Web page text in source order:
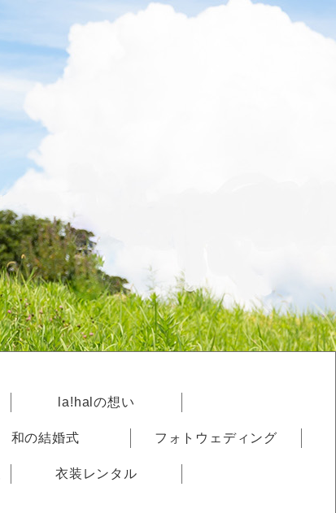
la!halの想い
和の結婚式 フォトウェディング
衣装レンタル